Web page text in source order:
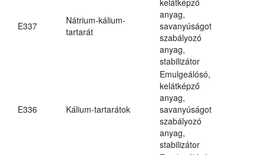
E337
Nátrium-kálium-
tartarát
anyag,
savanyúságot
szabályozó
anyag,
stabilizátor
E336 Kálium-tartarátok
Emulgeálósó,
kelátképző
anyag,
savanyúságot
szabályozó
anyag,
stabilizátor